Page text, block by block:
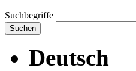
Suchbegriffe
Suchen
Deutsch